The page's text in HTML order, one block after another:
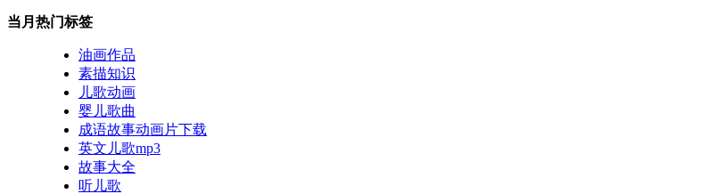
当月热门标签
油画作品
素描知识
儿歌动画
婴儿歌曲
成语故事动画片下载
英文儿歌mp3
故事大全
听儿歌